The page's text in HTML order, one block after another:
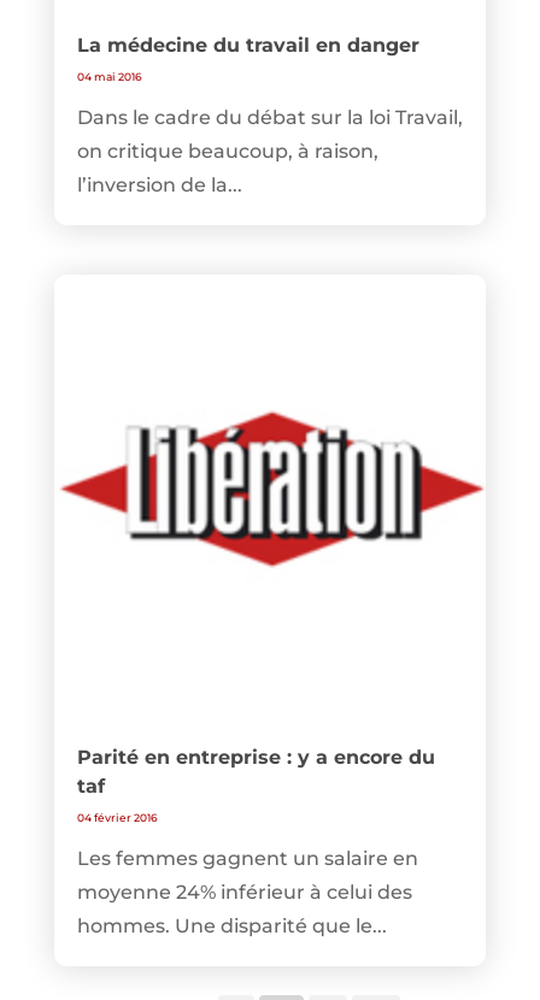
La médecine du travail en danger
04 mai 2016
Dans le cadre du débat sur la loi Travail,
on critique beaucoup, à raison,
l’inversion de la...
Parité en entreprise : y a encore du
taf
04 février 2016
Les femmes gagnent un salaire en
moyenne 24% inférieur à celui des
hommes. Une disparité que le...